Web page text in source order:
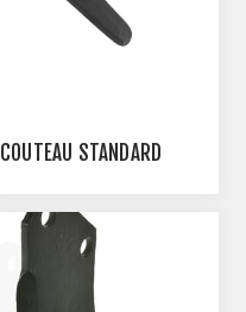
COUTEAU STANDARD